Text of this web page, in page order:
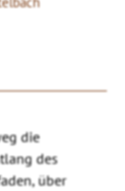
die
des
über